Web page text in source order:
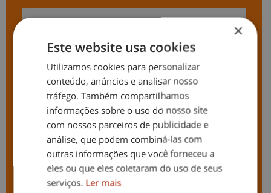
Coloque seu codigo Postal *
Concelho *
Como podemos ajudá-lo?
×
Este website usa cookies
Utilizamos cookies para personalizar
conteúdo, anúncios e analisar nosso
tráfego. Também compartilhamos
informações sobre o uso do nosso site
com nossos parceiros de publicidade e
análise, que podem combiná-las com
outras informações que você forneceu a
eles ou que eles coletaram do uso de seus
serviços. Ler mais